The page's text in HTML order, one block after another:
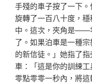
手殘的車子按了一下
旋轉了一百八十度，
中。這次，夾角是——
了。如果泊車是一種
的新信徒。」她指了
車：「這是你的訓練
零點零零一秒內，將